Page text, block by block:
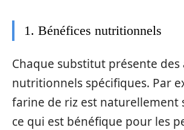
1. Bénéfices nutritionnels
Chaque substitut présente des
nutritionnels spécifiques. Par
farine de riz est naturellement
ce qui est bénéfique pour les